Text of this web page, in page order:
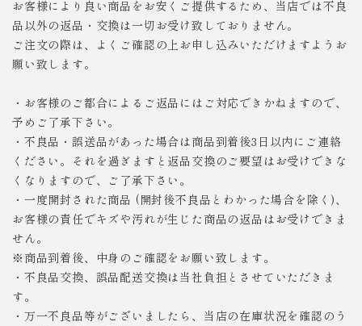
お客様により良い商品をお安くご提供するため、当店では不良
品以外の返品・交換は一切お受け致しておりません。
ご注文の際は、よくご確認の上お申し込みいただけますようお
願い致します。
・お客様のご都合によるご返品にはご対応できかねますので、
予めご了承下さい。
・不良品・誤送品があった場合は商品到着後3日以内にご連絡
ください。それを過ぎますと返品交換のご要望はお受けできな
くなりますので、ご了承下さい。
・一度開封された商品 (開封後不良品とわかった場合を除く)、
お客様の責任でキズや汚れが生じた商品の返品はお受けできま
せん。
※商品到着後、中身のご確認をお願い致します。
・不良品交換、誤品配送交換は当社負担とさせていただきま
す。
・万一不良品等がございましたら、当店の在庫状況を確認のう